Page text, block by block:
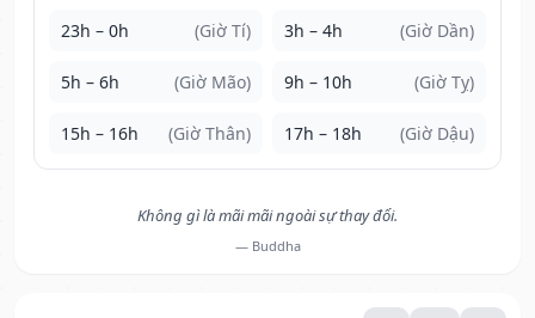
23h – 0h (Giờ Tí) 3h – 4h (Giờ Dần)
5h – 6h (Giờ Mão) 9h – 10h (Giờ Tỵ)
15h – 16h (Giờ Thân) 17h – 18h (Giờ Dậu)
Không gì là mãi mãi ngoài sự thay đổi.
— Buddha